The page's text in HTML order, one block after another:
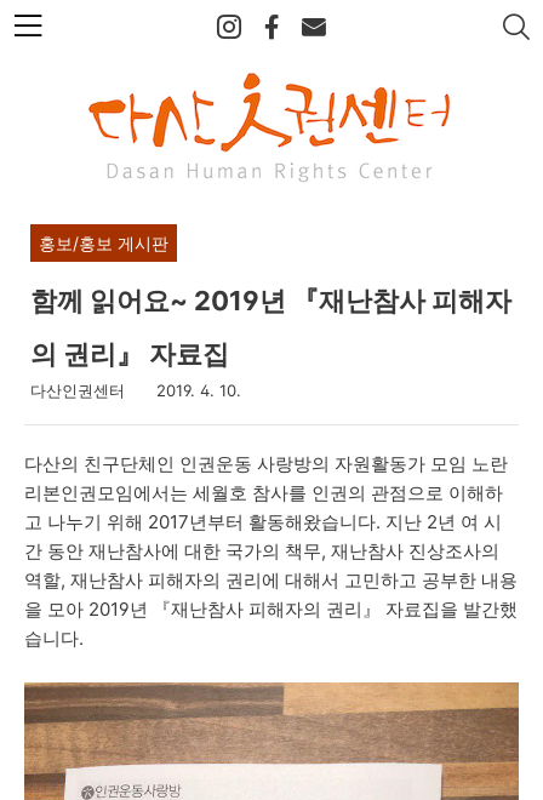
본
문
홍보/홍보 게시판
함께 읽어요~ 2019년 『재난참사 피해자
의 권리』 자료집
다산인권센터 2019. 4. 10.
다산의 친구단체인 인권운동 사랑방의 자원활동가 모임 노란
리본인권모임에서는 세월호 참사를 인권의 관점으로 이해하
고 나누기 위해 2017년부터 활동해왔습니다. 지난 2년 여 시
간 동안 재난참사에 대한 국가의 책무, 재난참사 진상조사의
역할, 재난참사 피해자의 권리에 대해서 고민하고 공부한 내용
을 모아 2019년 『재난참사 피해자의 권리』 자료집을 발간했
습니다.